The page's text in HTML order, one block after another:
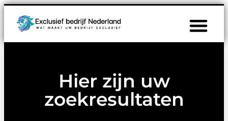
Hier zijn uw
zoekresultaten